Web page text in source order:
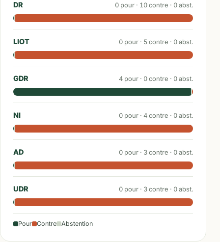
DR 0 pour · 10contre · 0abst.
LIOT 0 pour · 5contre · 0abst.
GDR 4 pour · 0contre · 0abst.
NI 0 pour · 4contre · 0abst.
AD 0 pour · 3contre · 0abst.
UDR 0 pour · 3contre · 0abst.
Pour Contre Abstention